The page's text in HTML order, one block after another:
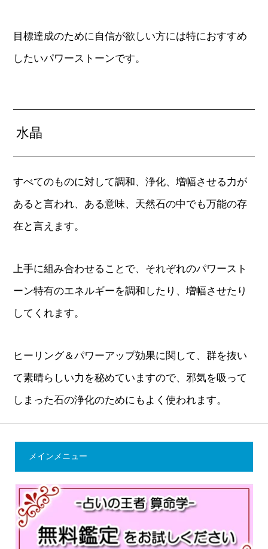
目標達成のために自信が欲しい方には特におすすめ
したいパワーストーンです。
水晶
すべてのものに対して調和、浄化、増幅させる力が
あると言われ、ある意味、天然石の中でも万能の存
在と言えます。
上手に組み合わせることで、それぞれのパワースト
ーン特有のエネルギーを調和したり、増幅させたり
してくれます。
ヒーリング＆パワーアップ効果に関して、群を抜い
て素晴らしい力を秘めていますので、邪気を吸って
しまった石の浄化のためにもよく使われます。
メインメニュー